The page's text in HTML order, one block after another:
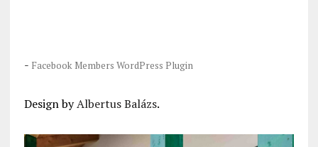
- Facebook Members WordPress Plugin
Design byAlbertus Balázs.